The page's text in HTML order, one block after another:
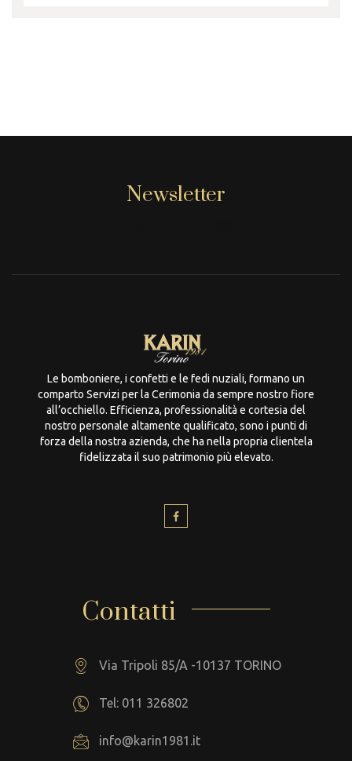
Newsletter
Le bomboniere, i confetti e le fedi nuziali, formano un
comparto Servizi per la Cerimonia da sempre nostro fiore
all’occhiello. Efficienza, professionalità e cortesia del
nostro personale altamente qualificato, sono i punti di
forza della nostra azienda, che ha nella propria clientela
fidelizzata il suo patrimonio più elevato.
Contatti
Via Tripoli 85/A -10137 TORINO
Tel: 011 326802
info@karin1981.it